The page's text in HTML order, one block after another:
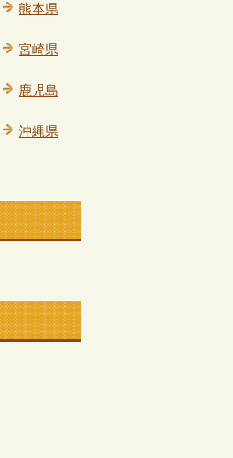
熊本県
宮崎県
鹿児島
沖縄県